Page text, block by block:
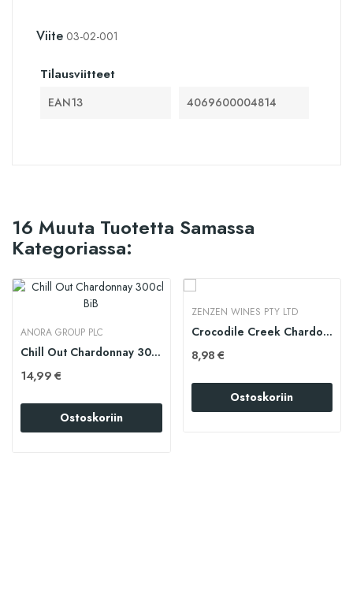
Viite 03-02-001
Tilausviitteet
EAN13 4069600004814
16 Muuta Tuotetta Samassa
Kategoriassa:
ANORA GROUP PLC
Chill Out Chardonnay 300cl BiB
14,99 €
Ostoskoriin
ZENZEN WINES PTY LTD
Crocodile Creek Chardonnay 300cl BiB
8,98 €
Ostoskoriin